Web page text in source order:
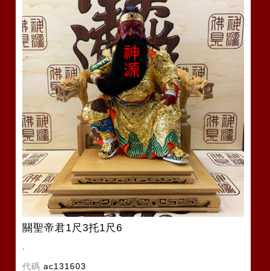
關聖帝君1尺3托1尺6
代碼 ac131603